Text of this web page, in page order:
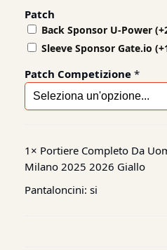
Patch
Back Sponsor U-Power (+
Sleeve Sponsor Gate.io (+
Patch Competizione *
1× Portiere Completo Da
Milano 2025 2026 Giallo
Pantaloncini: si